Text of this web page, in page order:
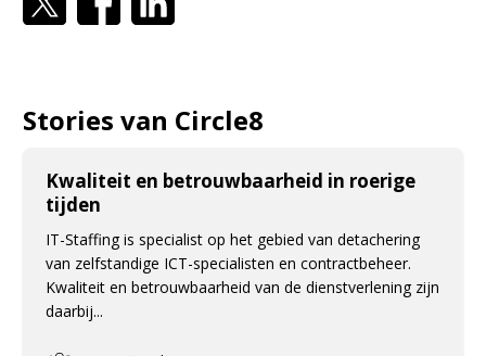
Stories van Circle8
Kwaliteit en betrouwbaarheid in roerige
tijden
IT-Staffing is specialist op het gebied van detachering
van zelfstandige ICT-specialisten en contractbeheer.
Kwaliteit en betrouwbaarheid van de dienstverlening zijn
daarbij...